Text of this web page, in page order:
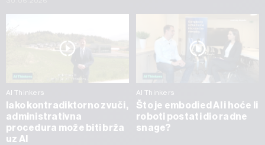
AI Thinkers
Iako kontradiktorno zvuči,
administrativna
procedura može biti brža
uz AI
AI Thinkers
Što je embodied AI i hoće li
roboti postati dio radne
snage?